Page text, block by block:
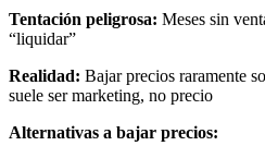
Tentación peligrosa: Meses sin
“liquidar”
Realidad: Bajar precios raramente
suele ser marketing, no precio
Alternativas a bajar precios: